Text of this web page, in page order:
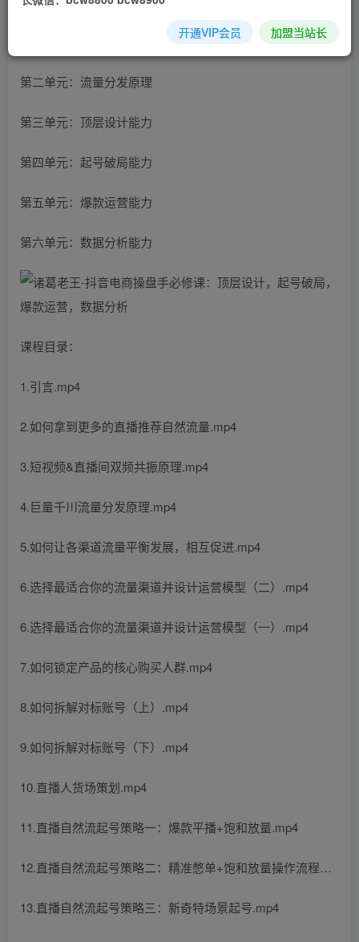
第二单元：流量分发原理
第三单元：顶层设计能力
第四单元：起号破局能力
第五单元：爆款运营能力
第六单元：数据分析能力
课程目录：
1.引言.mp4
2.如何拿到更多的直播推荐自然流量.mp4
3.短视频&直播间双频共振原理.mp4
4.巨量千川流量分发原理.mp4
5.如何让各渠道流量平衡发展，相互促进.mp4
6.选择最适合你的流量渠道并设计运营模型（二）.mp4
6.选择最适合你的流量渠道并设计运营模型（一）.mp4
7.如何锁定产品的核心购买人群.mp4
8.如何拆解对标账号（上）.mp4
9.如何拆解对标账号（下）.mp4
10.直播人货场策划.mp4
11.直播自然流起号策略一：爆款平播+饱和放量.mp4
12.直播自然流起号策略二：精准憋单+饱和放量操作流程…
13.直播自然流起号策略三：新奇特场景起号.mp4
开通VIP会员 加盟当站长